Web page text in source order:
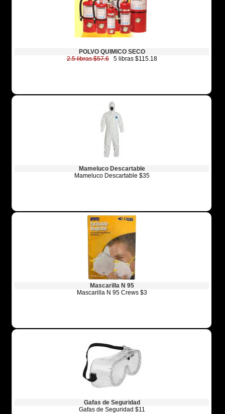
POLVO QUIMICO SECO
2.5 libras $57.65 libras $115.18
Mameluco Descartable
Mameluco Descartable $35
Mascarilla N 95
Mascarilla N 95 Crews $3
Gafas de Seguridad
Gafas de Seguridad $11